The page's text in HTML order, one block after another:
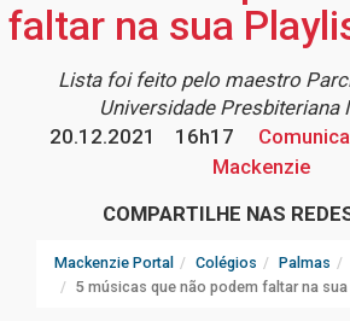
faltar na sua
Lista foi feito pelo maestro
Universidade Presbiteriana
20.12.2021
16h17
Mackenzie
COMPARTILHE NAS
Mackenzie Portal Colégios Palmas
5 músicas que não podem faltar na sua